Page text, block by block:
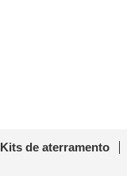
Kits de aterramento